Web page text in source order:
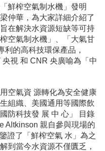
榨空氣制水機」發明
仲華，為大家詳細介紹了
在解決水資源短缺等可持
空氣制水機」、「大氣甘
利的高科技環保產品，
央視 和 CNR 央廣喻為「中
氣資 源轉化為安全健康
組織、美國通用等國際飲
防科技發 展 中 心」 目錄
Altkinson 親自參與現場的
證了「鮮榨空氣 水」為之
到當今水資源不僅匱乏，